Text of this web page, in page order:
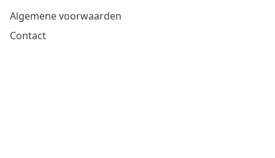
Algemene voorwaarden
Contact